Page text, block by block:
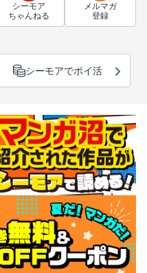
シーモア
ちゃんねる
メルマガ
登録
シーモアでポイ活